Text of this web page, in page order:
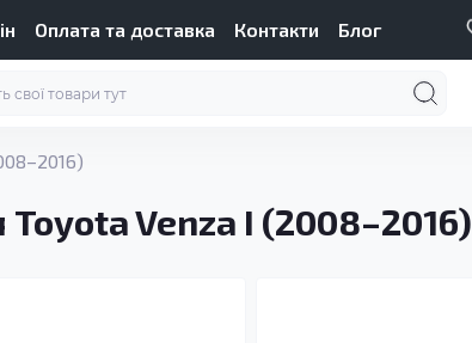
Оплата та доставка Контакти Блог
Venza I (2008–2016)